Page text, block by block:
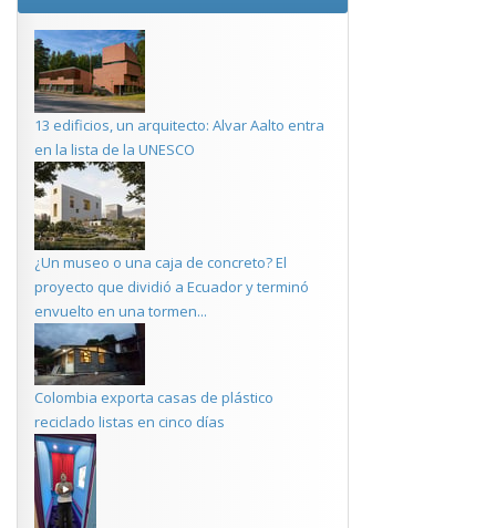
13 edificios, un arquitecto: Alvar Aalto entra
en la lista de la UNESCO
¿Un museo o una caja de concreto? El
proyecto que dividió a Ecuador y terminó
envuelto en una tormen...
Colombia exporta casas de plástico
reciclado listas en cinco días